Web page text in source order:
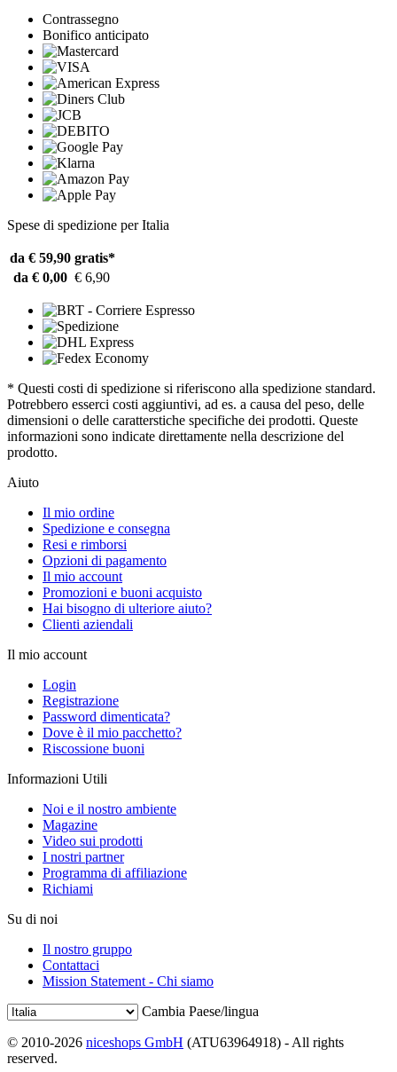
Contrassegno
Bonifico anticipato
Spese di spedizione per Italia
da € 59,90 gratis*
da € 0,00 € 6,90
* Questi costi di spedizione si riferiscono alla spedizione standard.
Potrebbero esserci costi aggiuntivi, ad es. a causa del peso, delle
dimensioni o delle caratterstiche specifiche dei prodotti. Queste
informazioni sono indicate direttamente nella descrizione del
prodotto.
Aiuto
Il mio ordine
Spedizione e consegna
Resi e rimborsi
Opzioni di pagamento
Il mio account
Promozioni e buoni acquisto
Hai bisogno di ulteriore aiuto?
Clienti aziendali
Il mio account
Login
Registrazione
Password dimenticata?
Dove è il mio pacchetto?
Riscossione buoni
Informazioni Utili
Noi e il nostro ambiente
Magazine
Video sui prodotti
I nostri partner
Programma di affiliazione
Richiami
Su di noi
Il nostro gruppo
Contattaci
Mission Statement - Chi siamo
Cambia Paese/lingua
© 2010-2026 niceshops GmbH (ATU63964918) - All rights
reserved.